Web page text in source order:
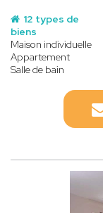
12 types de
biens
Maison individuelle
Appartement
Salle de bain